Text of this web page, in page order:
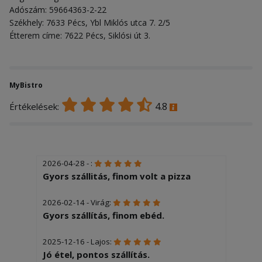
Adószám: 59664363-2-22
Székhely: 7633 Pécs, Ybl Miklós utca 7. 2/5
Étterem címe: 7622 Pécs, Siklósi út 3.
MyBistro
Értékelések: 4.8
2026-04-28 - :
Gyors szállitás, finom volt a pizza
2026-02-14 - Virág:
Gyors szállítás, finom ebéd.
2025-12-16 - Lajos:
Jó étel, pontos szállítás.